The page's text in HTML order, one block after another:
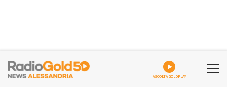
ASCOLTA GOLDPLAY